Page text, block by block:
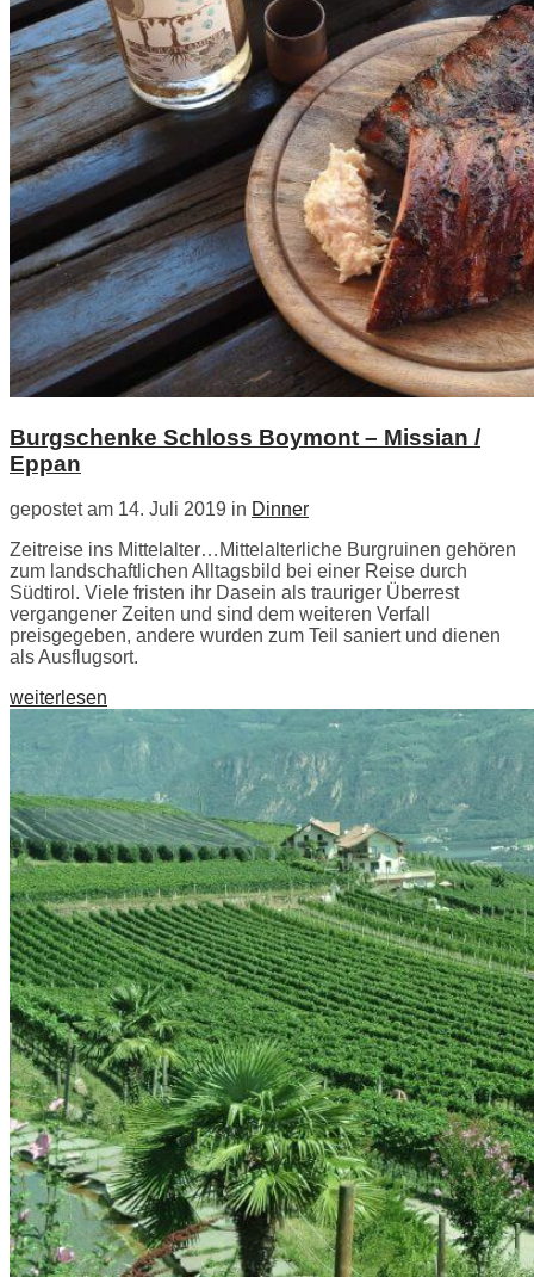
Burgschenke Schloss Boymont – Missian /
Eppan
gepostet am 14. Juli 2019 in Dinner
Zeitreise ins Mittelalter…Mittelalterliche Burgruinen gehören
zum landschaftlichen Alltagsbild bei einer Reise durch
Südtirol. Viele fristen ihr Dasein als trauriger Überrest
vergangener Zeiten und sind dem weiteren Verfall
preisgegeben, andere wurden zum Teil saniert und dienen
als Ausflugsort.
weiterlesen